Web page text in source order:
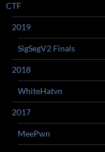
CTF
2019
SigSegV2 Finals
2018
WhiteHatvn
2017
MeePwn